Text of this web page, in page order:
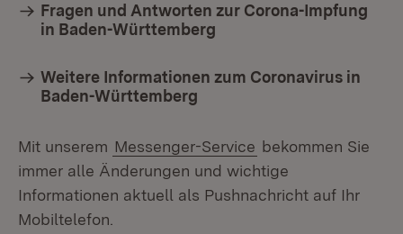
Fragen und Antworten zur Corona-Impfung
in Baden-Württemberg
Weitere Informationen zum Coronavirus in
Baden-Württemberg
Mit unserem Messenger-Service bekommen Sie
immer alle Änderungen und wichtige
Informationen aktuell als Pushnachricht auf Ihr
Mobiltelefon.